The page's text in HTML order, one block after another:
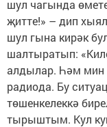
шул чагында
җитте!» – дип
шул гына кирәк
шалтыратып:
алдылар. Һәм мин
радиода. Бу
төшенкелеккә
тырыштым. Кул